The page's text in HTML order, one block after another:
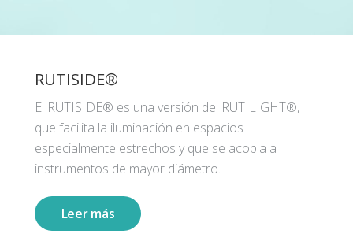
RUTISIDE®
El RUTISIDE® es una versión del RUTILIGHT®,
que facilita la iluminación en espacios
especialmente estrechos y que se acopla a
instrumentos de mayor diámetro.
Leer más